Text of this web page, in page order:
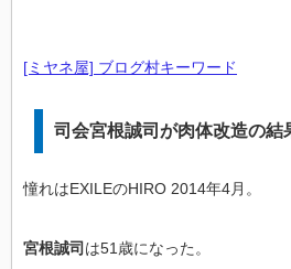
[ミヤネ屋] ブログ村キーワード
司会宮根誠司が肉体改造の結
憧れはEXILEのHIRO 2014年4月。
宮根誠司 は51歳になった。